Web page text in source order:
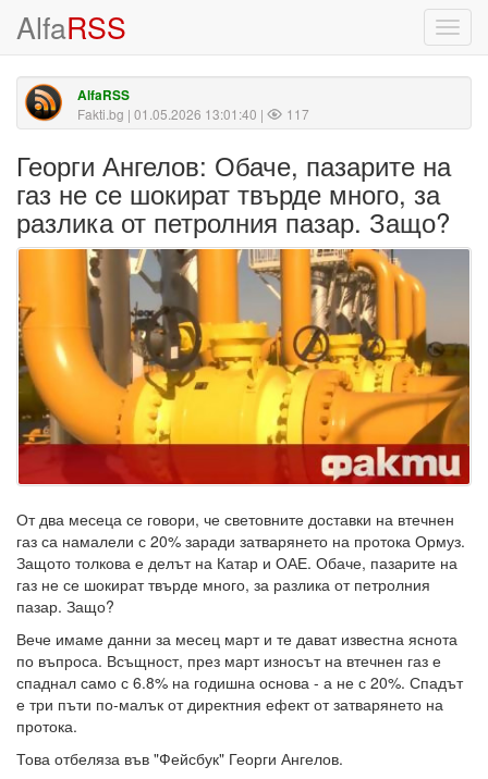
AlfaRSS
AlfaRSS
Fakti.bg | 01.05.2026 13:01:40 | 117
Георги Ангелов: Обаче, пазарите на
газ не се шокират твърде много, за
разлика от петролния пазар. Защо?
От два месеца се говори, че световните доставки на втечнен
газ са намалели с 20% заради затварянето на протока Ормуз.
Защото толкова е делът на Катар и ОАЕ. Обаче, пазарите на
газ не се шокират твърде много, за разлика от петролния
пазар. Защо?
Вече имаме данни за месец март и те дават известна яснота
по въпроса. Всъщност, през март износът на втечнен газ е
спаднал само с 6.8% на годишна основа - а не с 20%. Спадът
е три пъти по-малък от директния ефект от затварянето на
протока.
Това отбеляза във "Фейсбук" Георги Ангелов.